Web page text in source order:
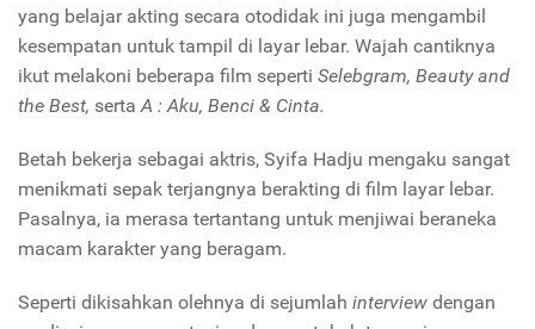
yang belajar akting secara otodidak ini juga mengambil
kesempatan untuk tampil di layar lebar. Wajah cantiknya
ikut melakoni beberapa film seperti Selebgram, Beauty and
the Best, sertaA : Aku, Benci & Cinta.
Betah bekerja sebagai aktris, Syifa Hadju mengaku sangat
menikmati sepak terjangnya berakting di film layar lebar.
Pasalnya, ia merasa tertantang untuk menjiwai beraneka
macam karakter yang beragam.
Seperti dikisahkan olehnya di sejumlah interview dengan